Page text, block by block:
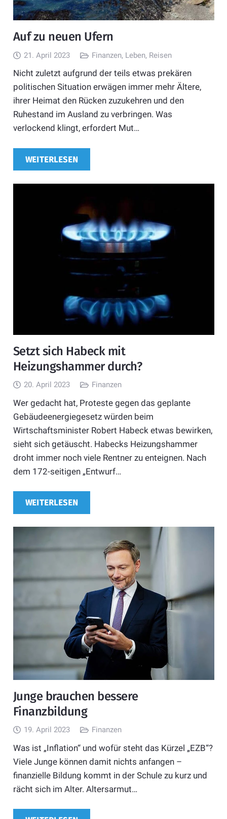
Auf zu neuen Ufern
21. April 2023 Finanzen, Leben, Reisen
Nicht zuletzt aufgrund der teils etwas prekären
politischen Situation erwägen immer mehr Ältere,
ihrer Heimat den Rücken zuzukehren und den
Ruhestand im Ausland zu verbringen. Was
verlockend klingt, erfordert Mut…
WEITERLESEN
Setzt sich Habeck mit
Heizungshammer durch?
20. April 2023 Finanzen
Wer gedacht hat, Proteste gegen das geplante
Gebäudeenergiegesetz würden beim
Wirtschaftsminister Robert Habeck etwas bewirken,
sieht sich getäuscht. Habecks Heizungshammer
droht immer noch viele Rentner zu enteignen. Nach
dem 172-seitigen „Entwurf…
WEITERLESEN
Junge brauchen bessere
Finanzbildung
19. April 2023 Finanzen
Was ist „Inflation“ und wofür steht das Kürzel „EZB“?
Viele Junge können damit nichts anfangen –
finanzielle Bildung kommt in der Schule zu kurz und
rächt sich im Alter. Altersarmut…